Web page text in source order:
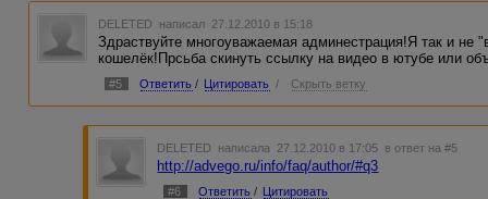
DELETED написал 27.12.2010 в 15:18
Здраствуйте многоуважаемая админестрация!Я так и не
кошелёк!Прсьба скинуть ссылку на видео в ютубе или
#5 Ответить / Цитировать / Скрыть ветку
DELETED написала 27.12.2010 в 17:05 в ответ на #5
http://advego.ru/info/faq/author/#q3
#6 Ответить / Цитировать